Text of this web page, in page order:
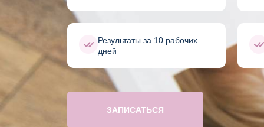
Результаты за 10 рабочих
дней
ЗАПИСАТЬСЯ